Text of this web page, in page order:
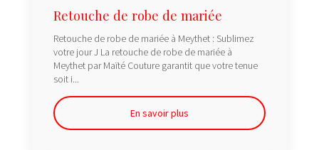
Retouche de robe de mariée
Retouche de robe de mariée à Meythet : Sublimez
votre jour J La retouche de robe de mariée à
Meythet par Maïté Couture garantit que votre tenue
soit i...
En savoir plus